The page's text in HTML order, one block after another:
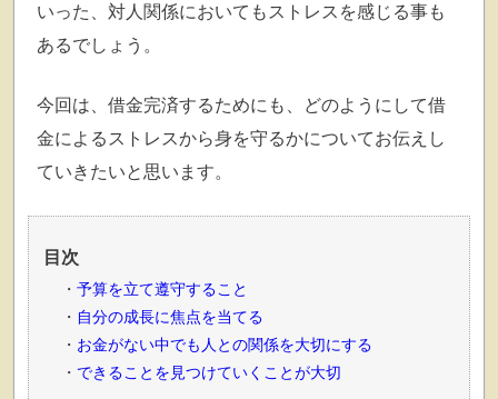
いった、対人関係においてもストレスを感じる事も
あるでしょう。
今回は、借金完済するためにも、
どのようにして借
金によるストレスから身を守るかについてお伝えし
ていきたいと思います。
目次
予算を立て遵守すること
自分の成長に焦点を当てる
お金がない中でも人との関係を大切にする
できることを見つけていくことが大切